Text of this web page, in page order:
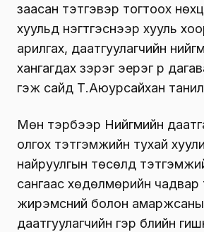
заасан тэтгэвэр тогтоох
хуульд нэгтгэснээр хууль
арилгах, даатгуулагчийн
хангагдах зэрэг эерэг үр
гэж сайд Т.Аюурсайхан
Мөн тэрбээр Нийгмийн
олгох тэтгэмжийн тухай
найруулгын төсөлд
сангаас хөдөлмөрийн чадвар
жирэмсний болон
даатгуулагчийн гэр бүлийн